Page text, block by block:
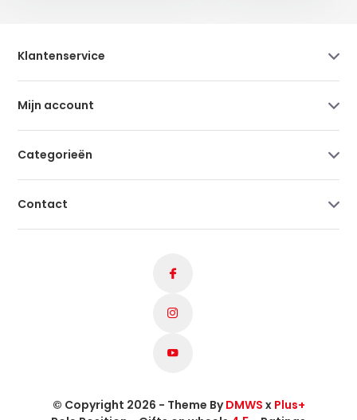
Klantenservice
Mijn account
Categorieën
Contact
© Copyright 2026 - Theme ByDMWS x Plus+